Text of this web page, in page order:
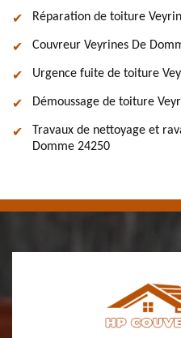
Réparation de toiture
Couvreur Veyrines De
Urgence fuite de toiture
Démoussage de toiture
Travaux de nettoyage et
Domme 24250